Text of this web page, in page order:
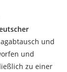
und
und
zu einer